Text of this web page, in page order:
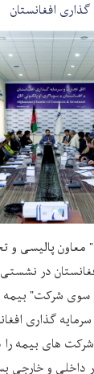
افغانستان
معاون پالیسی و
در نشستی
شرکت" بیمه
گذاری
های بیمه را
داخلی و خارجی